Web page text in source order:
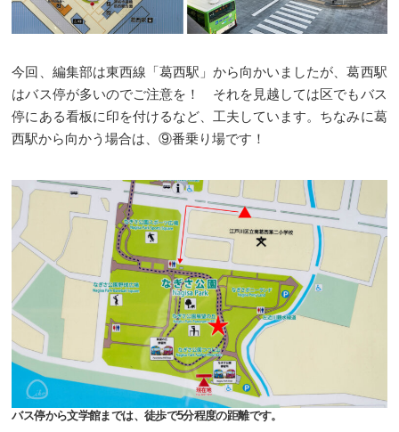
今回、編集部は東西線「葛西駅」から向かいましたが、葛西駅
はバス停が多いのでご注意を！ それを見越しては区でもバス
停にある看板に印を付けるなど、工夫しています。ちなみに葛
西駅から向かう場合は、⑨番乗り場です！
バス停から文学館までは、徒歩で5分程度の距離です。